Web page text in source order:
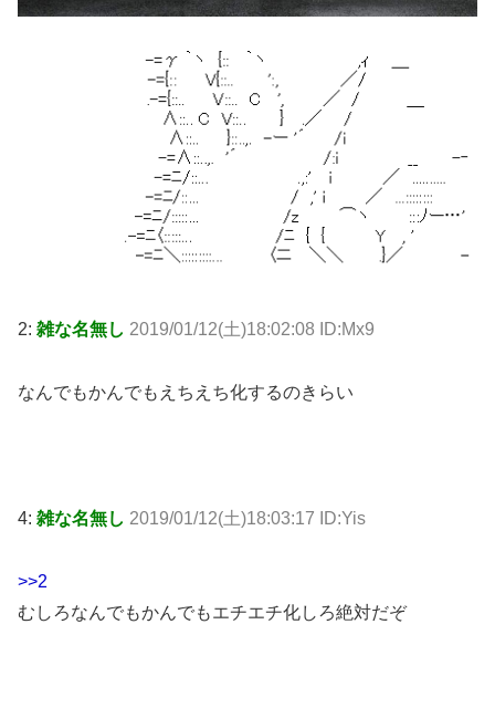
2: 雑な名無し 2019/01/12(土)18:02:08 ID:Mx9
なんでもかんでもえちえち化するのきらい
4: 雑な名無し 2019/01/12(土)18:03:17 ID:Yis
>>2
むしろなんでもかんでもエチエチ化しろ絶対だぞ